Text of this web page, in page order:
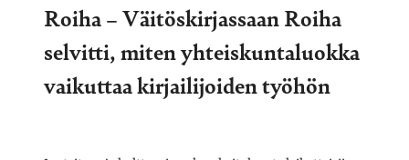
Roiha – Väitöskirjassaan Roiha
selvitti, miten yhteiskuntaluokka
vaikuttaa kirjailijoiden työhön